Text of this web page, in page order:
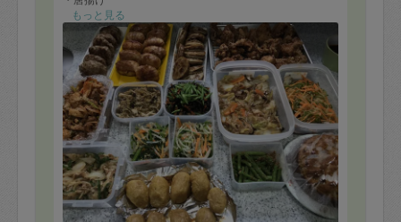
・肉巻きおにぎり
・スイートポテト
・ひじき煮
・ししゃもの南蛮漬け
お任せ
・ハンバーグ
・蓮根のひき肉挟み
・ナムル
・真っ黒バナナをバナナケーキに
・八宝菜
・肉野菜ケチャップ炒め
・きのこのソテー
・野菜炒め
・いんげん和え
もっと見る